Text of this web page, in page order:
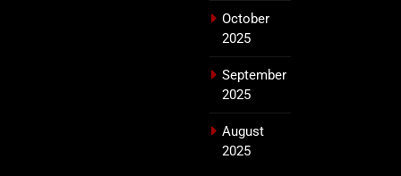
October
2025
September
2025
August
2025